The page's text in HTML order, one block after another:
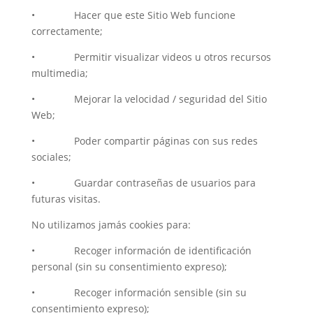
• Hacer que este Sitio Web funcione
correctamente;
• Permitir visualizar videos u otros recursos
multimedia;
• Mejorar la velocidad / seguridad del Sitio
Web;
• Poder compartir páginas con sus redes
sociales;
• Guardar contraseñas de usuarios para
futuras visitas.
No utilizamos jamás cookies para:
• Recoger información de identificación
personal (sin su consentimiento expreso);
• Recoger información sensible (sin su
consentimiento expreso);